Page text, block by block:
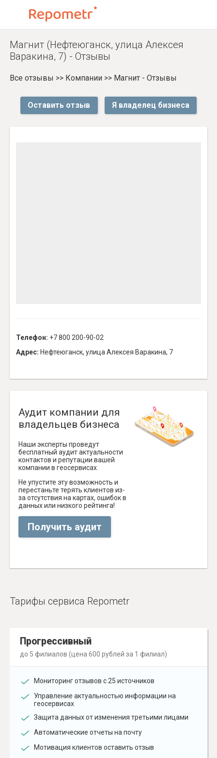
Магнит (Нефтеюганск, улица Алексея
Варакина, 7) - Отзывы
Все отзывы >> Компании >> Магнит - Отзывы
Оставить отзыв Я владелец бизнеса
Телефон: +7 800 200-90-02
Адрес: Нефтеюганск, улица Алексея Варакина, 7
Аудит компании для
владельцев бизнеса
Наши эксперты проведут
бесплатный аудит актуальности
контактов и репутации вашей
компании в геосервисах.
Не упустите эту возможность и
перестаньте терять клиентов из-
за отсутствия на картах, ошибок в
данных или низкого рейтинга!
Получить аудит
Тарифы сервиса Repometr
Прогрессивный
до 5 филиалов (цена 600 рублей за 1 филиал)
Мониторинг отзывов с 25 источников
Управление актуальностью информации на
геосервисах
Защита данных от изменения третьими лицами
Автоматические отчеты на почту
Мотивация клиентов оставить отзыв